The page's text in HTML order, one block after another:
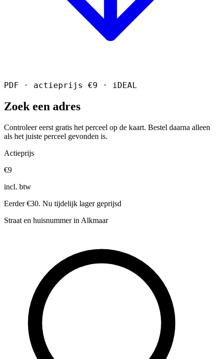
PDF · actieprijs €9 · iDEAL
Zoek een adres
Controleer eerst gratis het perceel op de kaart. Bestel daarna alleen
als het juiste perceel gevonden is.
Actieprijs
€9
incl. btw
Eerder €30. Nu tijdelijk lager geprijsd
Straat en huisnummer in Alkmaar